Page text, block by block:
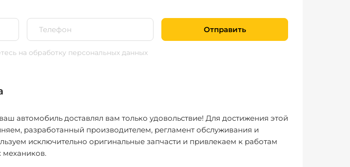
Отправить
на обработку персональных данных
автомобиль доставлял вам только удовольствие! Для достижения этой
разработанный производителем, регламент обслуживания и
исключительно оригинальные запчасти и привлекаем к работам